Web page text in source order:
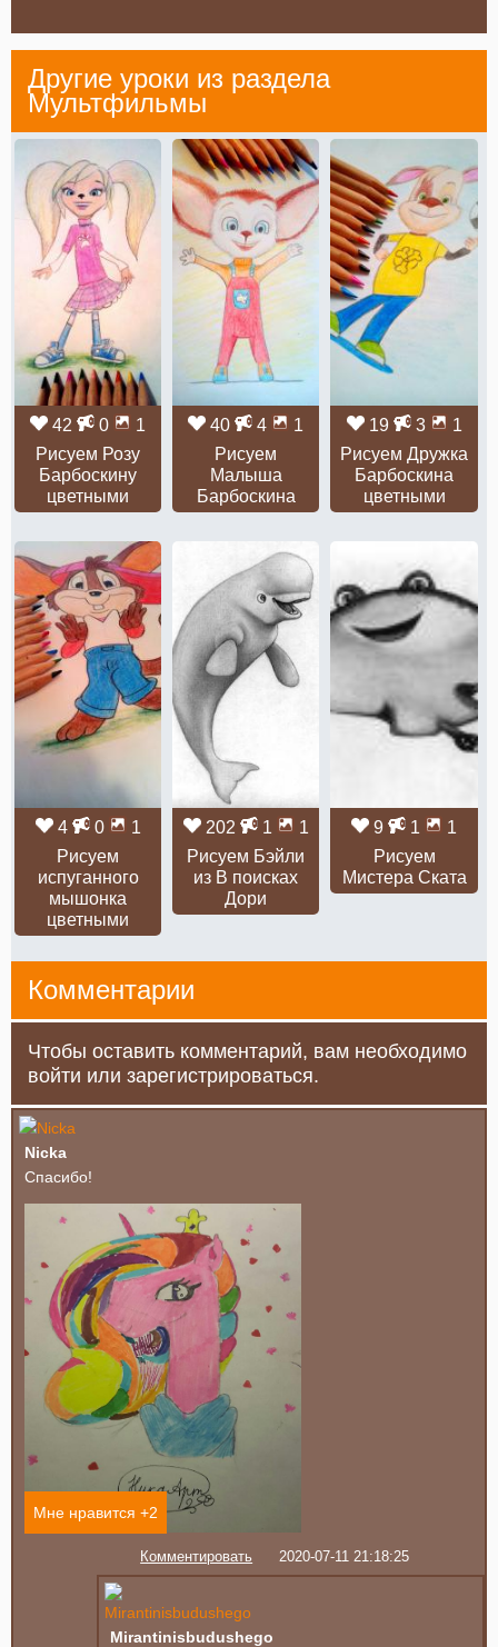
Другие уроки из раздела
Мультфильмы
42 0
1
Рисуем Розу
Барбоскину
цветными
40 4
1
Рисуем
Малыша
Барбоскина
19 3
1
Рисуем Дружка
Барбоскина
цветными
4 0
1
Рисуем
испуганного
мышонка
цветными
202 1
1
Рисуем Бэйли
из В поисках
Дори
9 1
1
Рисуем
Мистера Ската
Комментарии
Чтобы оставить комментарий, вам необходимо
войти или зарегистрироваться.
Nicka
Спасибо!
Мне нравится +2
Комментировать 2020-07-11 21:18:25
Mirantinisbudushego